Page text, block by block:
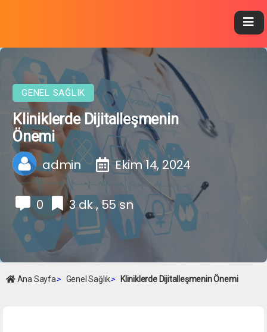
GENEL SAĞLIK
Kliniklerde Dijitalleşmenin
Önemi
admin Ekim 14, 2024
0 3 dk , 55 sn
Ana Sayfa> Genel Sağlık> Kliniklerde Dijitalleşmenin Önemi